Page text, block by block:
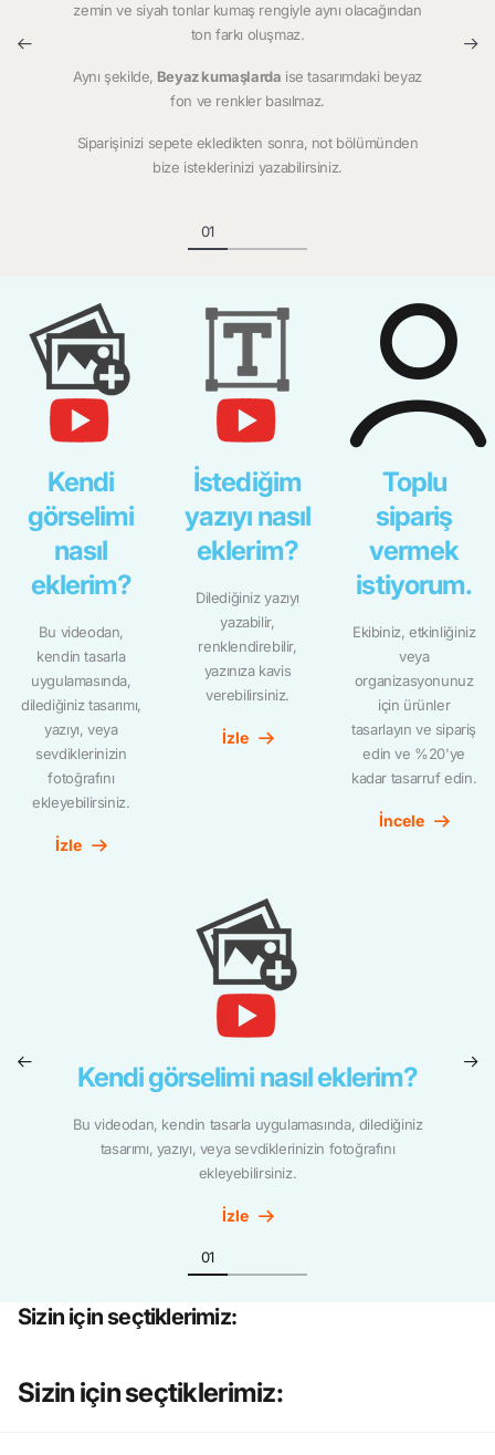
zemin ve siyah tonlar kumaş rengiyle aynı olacağından
ton farkı oluşmaz.
Aynı şekilde, Beyaz kumaşlarda ise tasarımdaki beyaz
fon ve renkler basılmaz.
Siparişinizi sepete ekledikten sonra, not bölümünden
bize isteklerinizi yazabilirsiniz.
Kendi
görselimi
nasıl
eklerim?
Bu videodan,
kendin tasarla
uygulamasında,
dilediğiniz tasarımı,
yazıyı, veya
sevdiklerinizin
fotoğrafını
ekleyebilirsiniz.
İzle
İstediğim
yazıyı nasıl
eklerim?
Dilediğiniz yazıyı
yazabilir,
renklendirebilir,
yazınıza kavis
verebilirsiniz.
İzle
Toplu
sipariş
vermek
istiyorum.
Ekibiniz, etkinliğiniz
veya
organizasyonunuz
için ürünler
tasarlayın ve sipariş
edin ve %20'ye
kadar tasarruf edin.
İncele
Kendi görselimi nasıl eklerim?
Bu videodan, kendin tasarla uygulamasında, dilediğiniz
tasarımı, yazıyı, veya sevdiklerinizin fotoğrafını
ekleyebilirsiniz.
İzle
Sizin için seçtiklerimiz:
Sizin için seçtiklerimiz: